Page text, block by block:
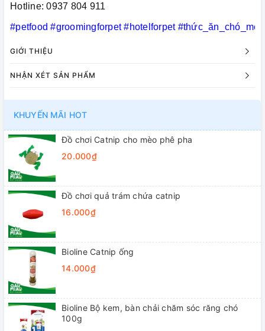
Hotline: 0937 804 911
#petfood #groomingforpet #hotelforpet #thức_ăn_chó_mèo
GIỚI THIỆU
NHẬN XÉT SẢN PHẨM
KHUYẾN MÃI HOT
Đồ chơi Catnip cho mèo phê pha
20.000₫
Đồ chơi quả trám chứa catnip
16.000₫
Bioline Catnip ống
14.000₫
Bioline Bộ kem, bàn chải chăm sóc răng chó
100g